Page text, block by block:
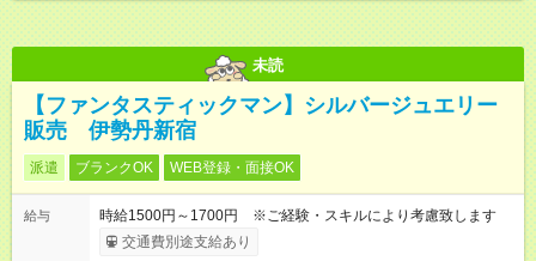
未読
【ファンタスティックマン】シルバージュエリー
販売 伊勢丹新宿
派遣 ブランクOK WEB登録・面接OK
給与
時給1500円～1700円 ※ご経験・スキルにより考慮致します
交通費別途支給あり